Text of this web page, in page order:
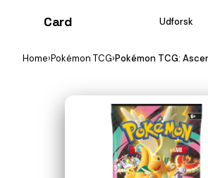
Card Udforsk
Home›Pokémon TCG›Pokémon TCG: